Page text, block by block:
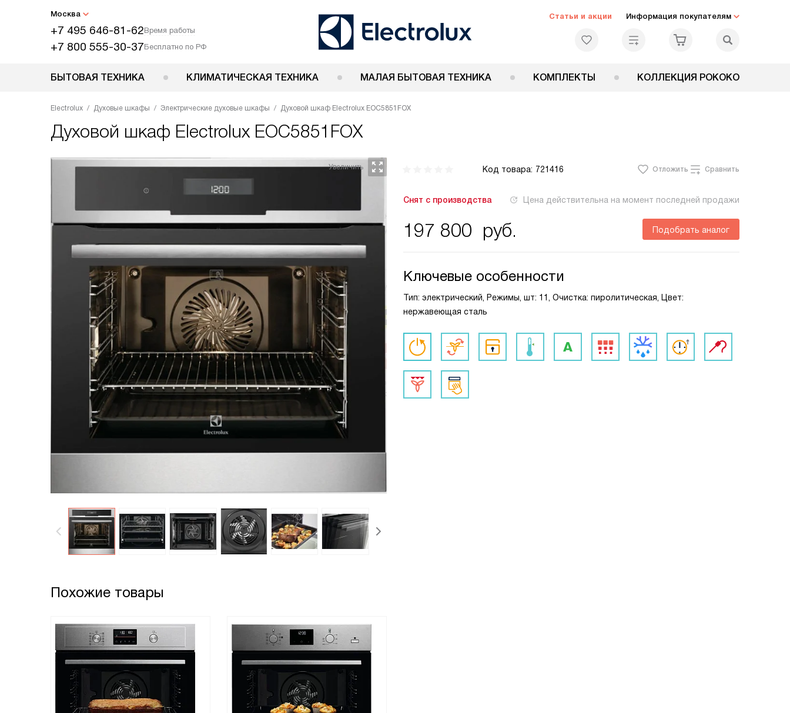
Москва
+7 495 646-81-62Время работы
+7 800 555-30-37Бесплатно по РФ
Статьи и акции Информация покупателям
БЫТОВАЯ ТЕХНИКА КЛИМАТИЧЕСКАЯ ТЕХНИКА МАЛАЯ БЫТОВАЯ ТЕХНИКА КОМПЛЕКТЫ КОЛЛЕКЦИЯ РОКОКО
Electrolux Духовые шкафы Электрические духовые шкафы Духовой шкаф Electrolux EOC5851FOX
Духовой шкаф Electrolux EOC5851FOX
Код товара: 721416 Отложить Сравнить
Снят с производства Цена действительна на момент последней продажи
197 800 руб. Подобрать аналог
Ключевые особенности
Тип: электрический, Режимы, шт: 11, Очистка: пиролитическая, Цвет:
нержавеющая сталь
Похожие товары